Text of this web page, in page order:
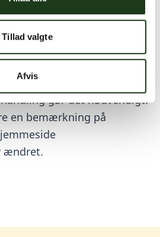
Tillad valgte
Afvis
der sikrer, at
har adgang til
data.
om persondata,
eller udviklingen inden for
gør det nødvendigt.
en bemærkning på
ændret.